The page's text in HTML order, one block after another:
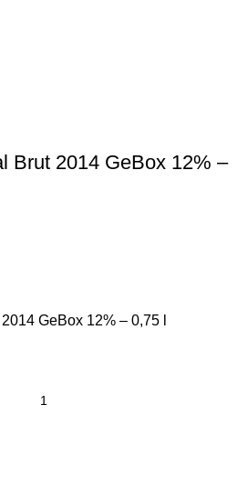
Brut 2014 GeBox 12% –
GeBox 12% – 0,75 l